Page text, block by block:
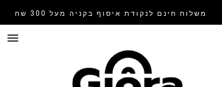
משלוח חינם לנקודת איסוף בקניה מעל 300 שח